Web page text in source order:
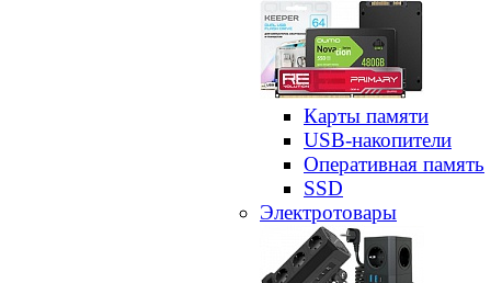
Карты памяти
USB-накопители
Оперативная память
SSD
Электротовары